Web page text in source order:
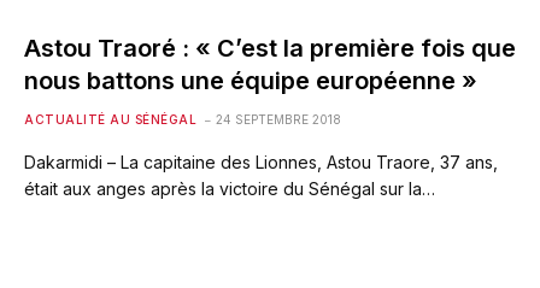
Astou Traoré : « C’est la première fois que
nous battons une équipe européenne »
ACTUALITÉ AU SÉNÉGAL 24 SEPTEMBRE 2018
Dakarmidi – La capitaine des Lionnes, Astou Traore, 37 ans,
était aux anges après la victoire du Sénégal sur la…